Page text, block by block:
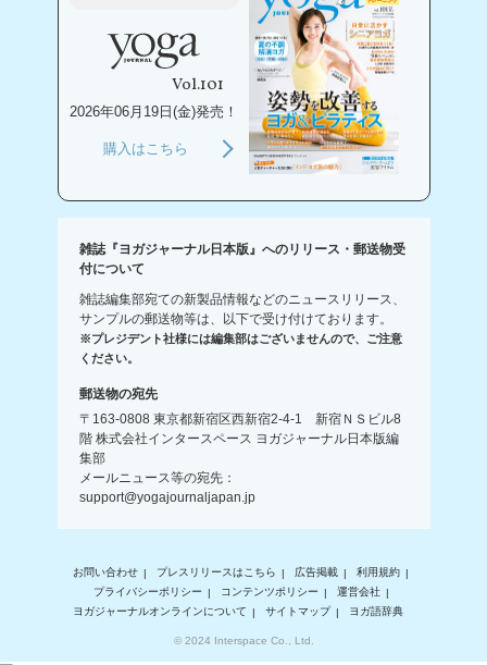
Vol.101
2026年06月19日(金)発売！
購入はこちら
雑誌『ヨガジャーナル日本版』へのリリース・郵送物受
付について
雑誌編集部宛ての新製品情報などのニュースリリース、
サンプルの郵送物等は、以下で受け付けております。
※プレジデント社様には編集部はございませんので、ご注意
ください。
郵送物の宛先
〒163-0808 東京都新宿区西新宿2-4-1 新宿ＮＳビル8
階 株式会社インタースペース ヨガジャーナル日本版編
集部
メールニュース等の宛先：
support@yogajournaljapan.jp
お問い合わせ プレスリリースはこちら 広告掲載
利用規約
プライバシーポリシー
コンテンツポリシー
運営会社
ヨガジャーナルオンラインについて
サイトマップ ヨガ語辞典
© 2024 Interspace Co., Ltd.